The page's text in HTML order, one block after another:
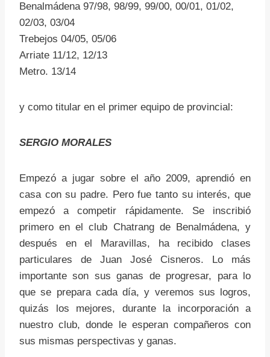
Benalmádena 97/98, 98/99, 99/00, 00/01, 01/02,
02/03, 03/04
Trebejos 04/05, 05/06
Arriate 11/12, 12/13
Metro. 13/14
y como titular en el primer equipo de provincial:
SERGIO MORALES
Empezó a jugar sobre el año 2009, aprendió en
casa con su padre. Pero fue tanto su interés, que
empezó a competir rápidamente. Se inscribió
primero en el club Chatrang de Benalmádena, y
después en el Maravillas, ha recibido clases
particulares de Juan José Cisneros. Lo más
importante son sus ganas de progresar, para lo
que se prepara cada día, y veremos sus logros,
quizás los mejores, durante la incorporación a
nuestro club, donde le esperan compañeros con
sus mismas perspectivas y ganas.